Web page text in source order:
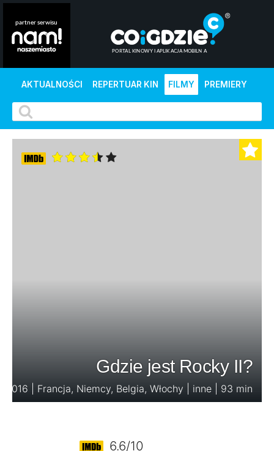
AKTUALNOŚCI REPERTUAR KIN FILMY PREMIERY
Gdzie jest Rocky II?
2016 | Francja, Niemcy, Belgia, Włochy | inne | 93 min
6.6/10